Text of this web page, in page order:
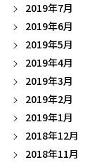
2019年7月
2019年6月
2019年5月
2019年4月
2019年3月
2019年2月
2019年1月
2018年12月
2018年11月